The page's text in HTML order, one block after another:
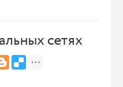
сетях